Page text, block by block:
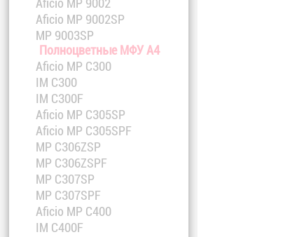
Aficio MP 9002SP
MP 9003SP
Полноцветные МФУ A4
Aficio MP C300
IM C300
IM C300F
Aficio MP C305SP
Aficio MP C305SPF
MP C306ZSP
MP C306ZSPF
MP C307SP
MP C307SPF
Aficio MP C400
IM C400F